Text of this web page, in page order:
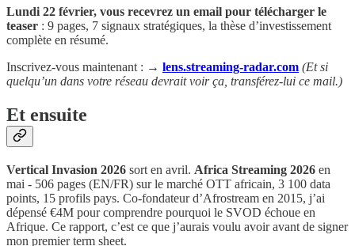
Lundi 22 février, vous recevrez un email pour télécharger le
teaser : 9 pages, 7 signaux stratégiques, la thèse d’investissement
complète en résumé.
Inscrivez-vous maintenant : → lens.streaming-radar.com (Et si
quelqu’un dans votre réseau devrait voir ça, transférez-lui ce mail.)
Et ensuite
Vertical Invasion 2026 sort en avril. Africa Streaming 2026 en
mai - 506 pages (EN/FR) sur le marché OTT africain, 3 100 data
points, 15 profils pays. Co-fondateur d’Afrostream en 2015, j’ai
dépensé €4M pour comprendre pourquoi le SVOD échoue en
Afrique. Ce rapport, c’est ce que j’aurais voulu avoir avant de signer
mon premier term sheet.